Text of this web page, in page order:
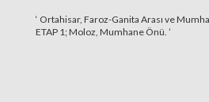
‘ Ortahisar, Faroz-Ganita Arası ve
ETAP 1; Moloz, Mumhane Önü. ’